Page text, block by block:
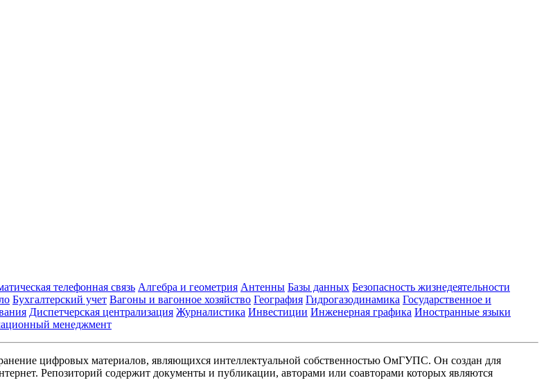
телефонная связь Алгебра и геометрия Антенны Базы данных Безопасность жизнедеятельности
Бухгалтерский учет Вагоны и вагонное хозяйство География Гидрогазодинамика Государственное и
Диспетчерская централизация Журналистика Инвестиции Инженерная графика Иностранные языки
менеджмент
цифровых материалов, являющихся интеллектуальной собственностью ОмГУПС. Он создан для
Репозиторий содержит документы и публикации, авторами или соавторами которых являются